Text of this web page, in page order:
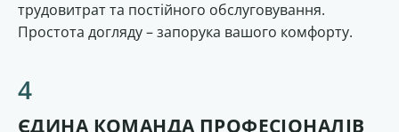
трудовитрат та постійного обслуговування.
Простота догляду – запорука вашого комфорту.
ЄДИНА КОМАНДА ПРОФЕСІОНАЛІВ